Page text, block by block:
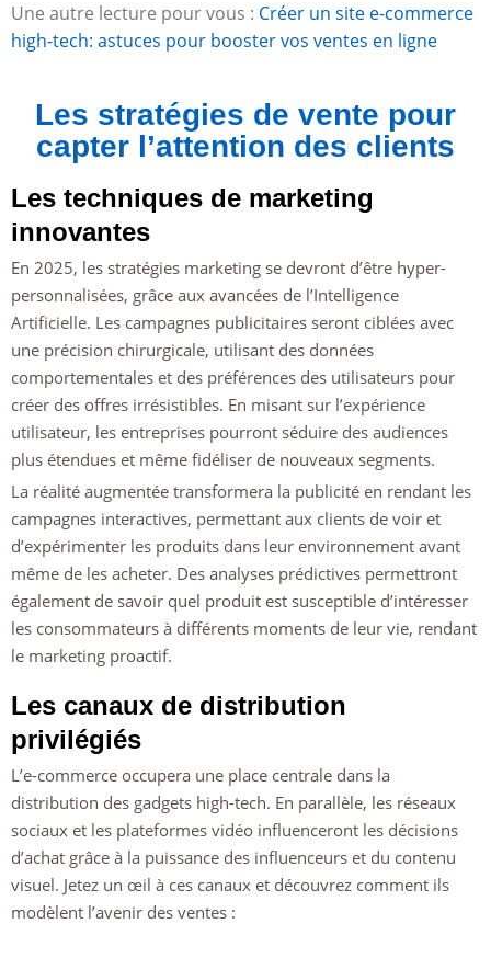
Une autre lecture pour vous : Créer un site e-commerce
high-tech: astuces pour booster vos ventes en ligne
Les stratégies de vente pour
capter l’attention des clients
Les techniques de marketing
innovantes
En 2025, les stratégies marketing se devront d’être hyper-
personnalisées, grâce aux avancées de l’Intelligence
Artificielle. Les campagnes publicitaires seront ciblées avec
une précision chirurgicale, utilisant des données
comportementales et des préférences des utilisateurs pour
créer des offres irrésistibles. En misant sur l’expérience
utilisateur, les entreprises pourront séduire des audiences
plus étendues et même fidéliser de nouveaux segments.
La réalité augmentée transformera la publicité en rendant les
campagnes interactives, permettant aux clients de voir et
d’expérimenter les produits dans leur environnement avant
même de les acheter. Des analyses prédictives permettront
également de savoir quel produit est susceptible d’intéresser
les consommateurs à différents moments de leur vie, rendant
le marketing proactif.
Les canaux de distribution
privilégiés
L’e-commerce occupera une place centrale dans la
distribution des gadgets high-tech. En parallèle, les réseaux
sociaux et les plateformes vidéo influenceront les décisions
d’achat grâce à la puissance des influenceurs et du contenu
visuel. Jetez un œil à ces canaux et découvrez comment ils
modèlent l’avenir des ventes :